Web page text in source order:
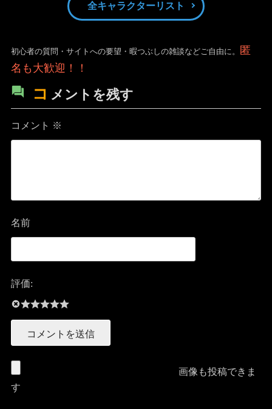
全キャラクターリスト
初心者の質問・サイトへの要望・暇つぶしの雑談などご自由に。
匿
名も大歓迎！！
コ メントを残す
コメント ※
名前
評価:
画像も投稿できま
す